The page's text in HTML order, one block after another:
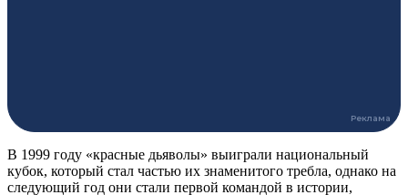
В 1999 году «красные дьяволы» выиграли национальный
кубок, который стал частью их знаменитого требла, однако на
следующий год они стали первой командой в истории,